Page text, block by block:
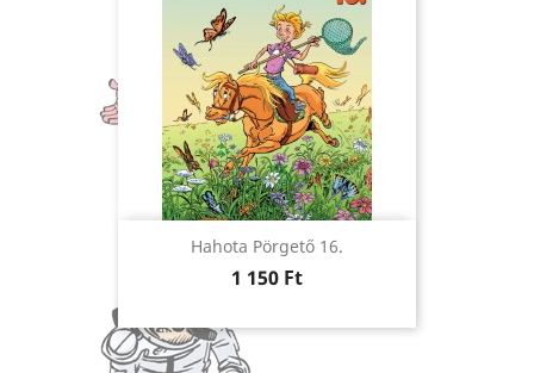
Hahota Pörgető 16.
Ár
1 150 Ft